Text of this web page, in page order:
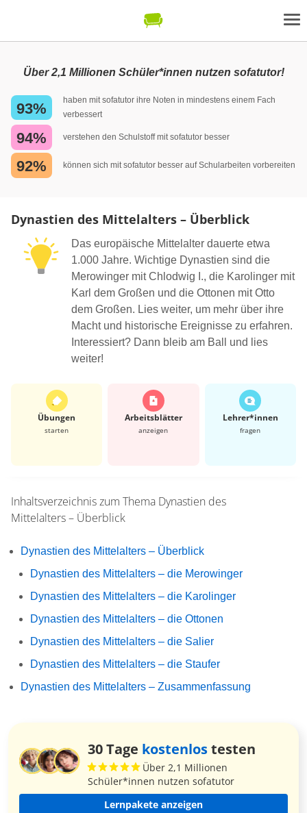
Über 2,1 Millionen Schüler*innen nutzen sofatutor!
93%
haben mit sofatutor ihre Noten in mindestens einem Fach
verbessert
94% verstehen den Schulstoff mit sofatutor besser
92% können sich mit sofatutor besser auf Schularbeiten vorbereiten
Dynastien des Mittelalters – Überblick
Das europäische Mittelalter dauerte etwa
1.000 Jahre. Wichtige Dynastien sind die
Merowinger mit Chlodwig I., die Karolinger mit
Karl dem Großen und die Ottonen mit Otto
dem Großen. Lies weiter, um mehr über ihre
Macht und historische Ereignisse zu erfahren.
Interessiert? Dann bleib am Ball und lies
weiter!
Übungen
starten
Arbeits­blätter
anzeigen
Lehrer*​innen
fragen
Inhaltsverzeichnis zum Thema Dynastien des
Mittelalters – Überblick
Dynastien des Mittelalters – Überblick
Dynastien des Mittelalters – die Merowinger
Dynastien des Mittelalters – die Karolinger
Dynastien des Mittelalters – die Ottonen
Dynastien des Mittelalters – die Salier
Dynastien des Mittelalters – die Staufer
Dynastien des Mittelalters – Zusammenfassung
30 Tage kostenlostesten
Über 2,1 Millionen
Schüler*innen nutzen sofatutor
Lernpakete anzeigen